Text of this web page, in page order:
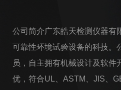
公司简介广东皓天检测仪器有
可靠性环境试验设备的科技。
员，自主拥有机械设计及软
优，符合UL、ASTM、JIS、